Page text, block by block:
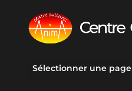
Sélectionner une page